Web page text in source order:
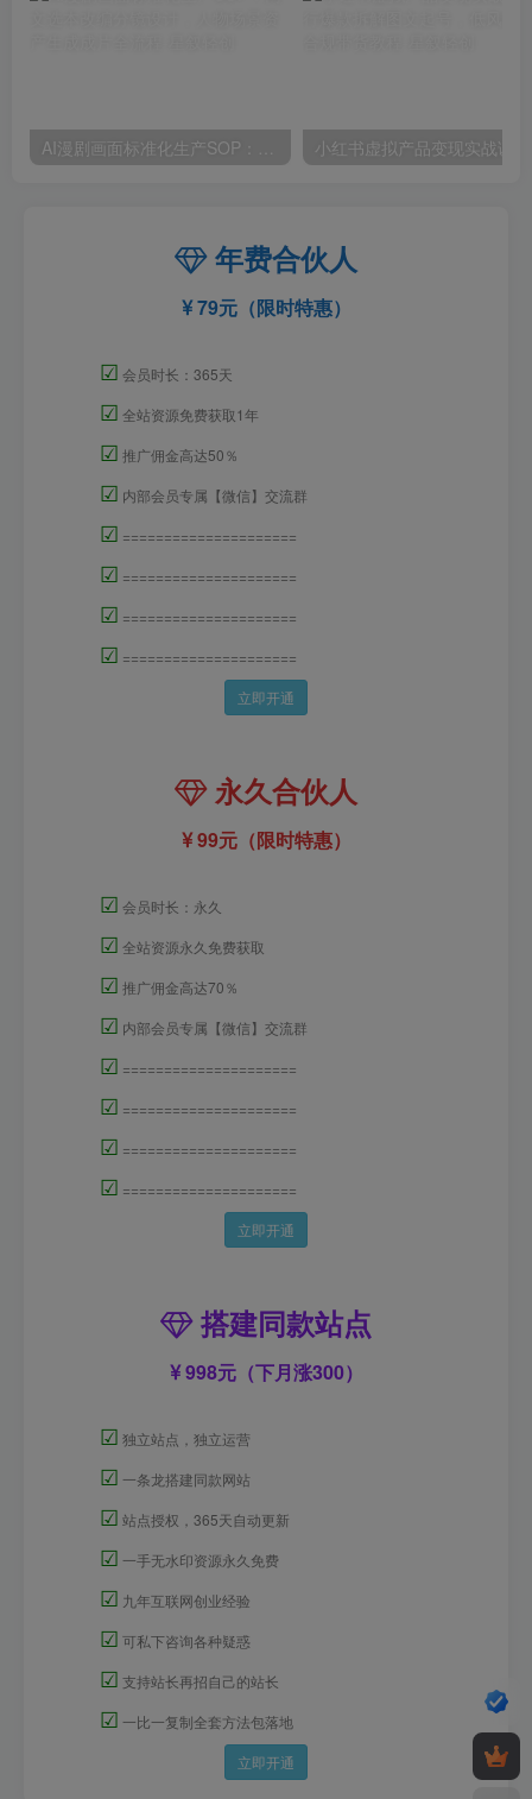
AI漫剧画面标准化生产SOP：网文选本改编分镜设计，人物场景资产生成成片全流程
年费合伙人
79元（限时特惠）
☑ 会员时长：365天
☑ 全站资源免费获取1年
☑ 推广佣金高达50％
☑ 内部会员专属【微信】交流群
☑ =====================
☑ =====================
☑ =====================
☑ =====================
立即开通
永久合伙人
99元（限时特惠）
☑ 会员时长：永久
☑ 全站资源永久免费获取
☑ 推广佣金高达70％
☑ 内部会员专属【微信】交流群
☑ =====================
☑ =====================
☑ =====================
☑ =====================
立即开通
搭建同款站点
998元（下月涨300）
☑ 独立站点，独立运营
☑ 一条龙搭建同款网站
☑ 站点授权，365天自动更新
☑ 一手无水印资源永久免费
☑ 九年互联网创业经验
☑ 可私下咨询各种疑惑
☑ 支持站长再招自己的站长
☑ 一比一复制全套方法包落地
立即开通